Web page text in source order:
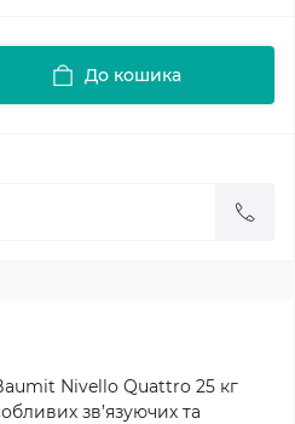
До кошика
Nivello Quattro 25 кг
зв’язуючих та